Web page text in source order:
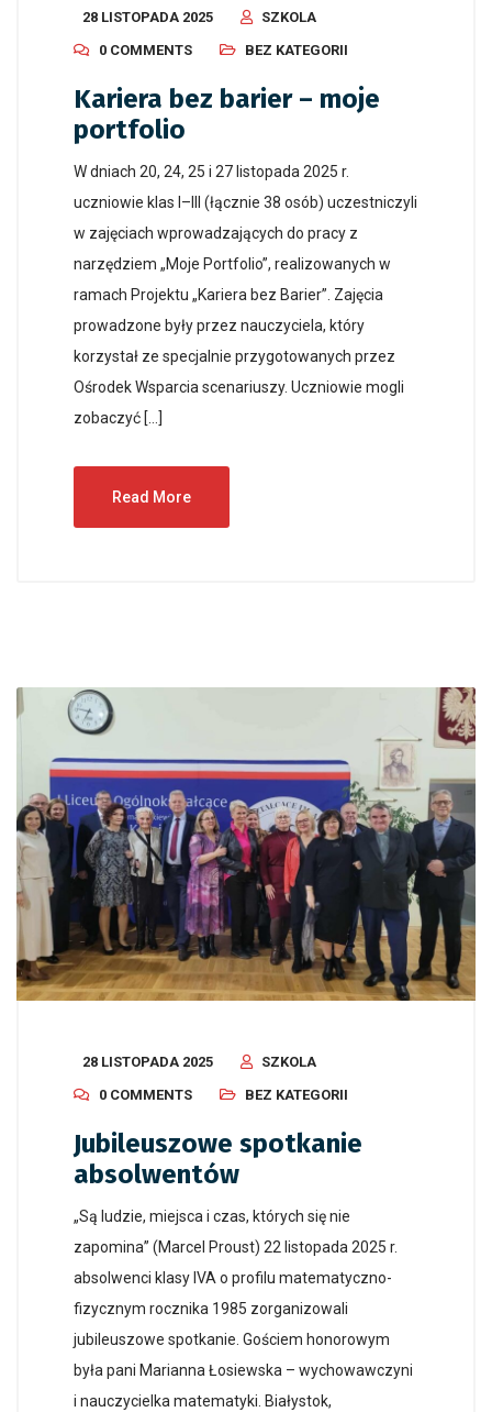
28 LISTOPADA 2025
SZKOLA
0 COMMENTS
BEZ KATEGORII
Kariera bez barier – moje
portfolio
W dniach 20, 24, 25 i 27 listopada 2025 r.
uczniowie klas I–III (łącznie 38 osób) uczestniczyli
w zajęciach wprowadzających do pracy z
narzędziem „Moje Portfolio”, realizowanych w
ramach Projektu „Kariera bez Barier”. Zajęcia
prowadzone były przez nauczyciela, który
korzystał ze specjalnie przygotowanych przez
Ośrodek Wsparcia scenariuszy. Uczniowie mogli
zobaczyć […]
Read More
28 LISTOPADA 2025
SZKOLA
0 COMMENTS
BEZ KATEGORII
Jubileuszowe spotkanie
absolwentów
„Są ludzie, miejsca i czas, których się nie
zapomina” (Marcel Proust) 22 listopada 2025 r.
absolwenci klasy IVA o profilu matematyczno-
fizycznym rocznika 1985 zorganizowali
jubileuszowe spotkanie. Gościem honorowym
była pani Marianna Łosiewska – wychowawczyni
i nauczycielka matematyki. Białystok,